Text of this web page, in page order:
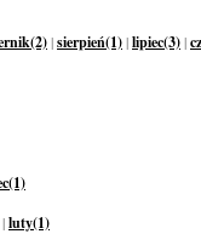
|sierpień(1)|lipiec(3)|
|luty(1)